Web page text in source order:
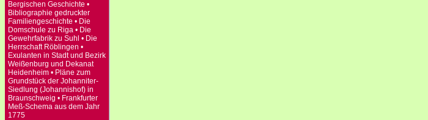
Bergischen Geschichte •
Bibliographie gedruckter
Familiengeschichte • Die
Domschule zu Riga • Die
Gewehrfabrik zu Suhl • Die
Herrschaft Röblingen •
Exulanten in Stadt und Bezirk
Weißenburg und Dekanat
Heidenheim • Pläne zum
Grundstück der Johanniter-
Siedlung (Johannishof) in
Braunschweig • Frankfurter
Meß-Schema aus dem Jahr
1775